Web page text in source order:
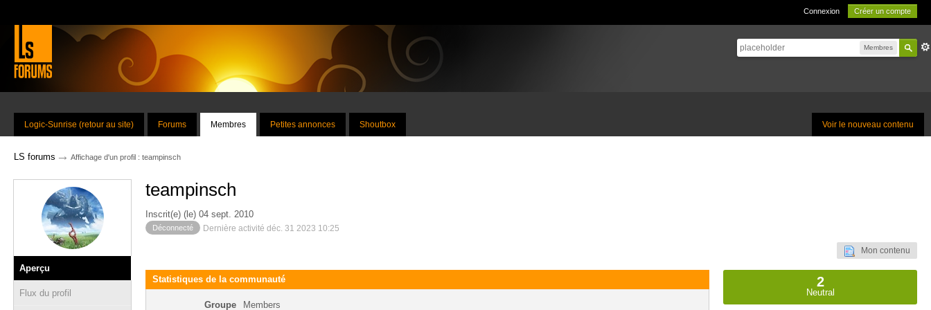
Connexion Créer un compte
Membres
Voir le nouveau contenu
Logic-Sunrise (retour au site) Forums Membres Petites annonces Shoutbox
LS forums → Affichage d'un profil : teampinsch
Aperçu
Flux du profil
teampinsch
Inscrit(e) (le) 04 sept. 2010
Déconnecté Dernière activité déc. 31 2023 10:25
Mon contenu
Statistiques de la communauté
Groupe Members
2
Neutral